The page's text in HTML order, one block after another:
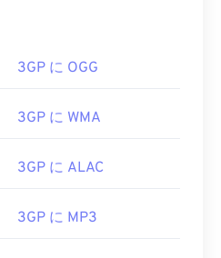
3GP に OGG
3GP に WMA
3GP に ALAC
3GP に MP3